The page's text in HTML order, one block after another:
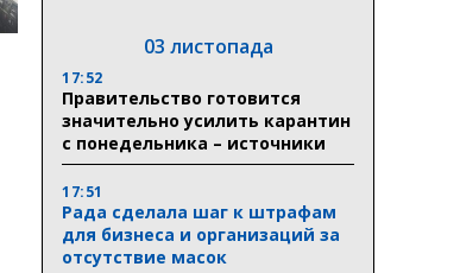
03 листопада
17:52
Правительство готовится
значительно усилить карантин
с понедельника – источники
17:51
Рада сделала шаг к штрафам
для бизнеса и организаций за
отсутствие масок